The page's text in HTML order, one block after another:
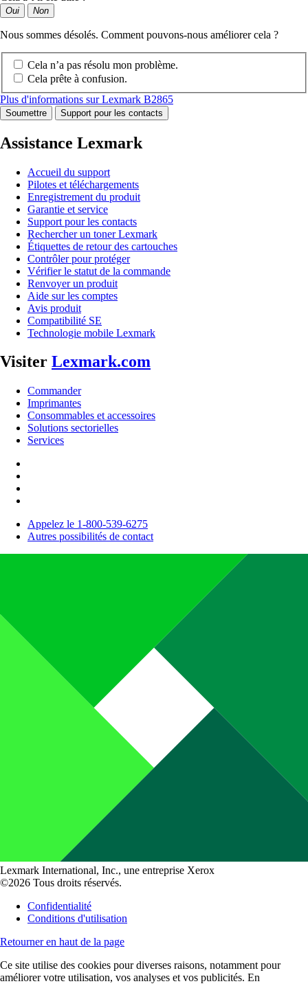
Oui Non
Nous sommes désolés. Comment pouvons-nous améliorer cela ?
Cela n’a pas résolu mon problème.
Cela prête à confusion.
Plus d'informations sur Lexmark B2865
Soumettre Support pour les contacts
Assistance Lexmark
Accueil du support
Pilotes et téléchargements
Enregistrement du produit
Garantie et service
Support pour les contacts
Rechercher un toner Lexmark
Étiquettes de retour des cartouches
Contrôler pour protéger
Vérifier le statut de la commande
Renvoyer un produit
Aide sur les comptes
Avis produit
Compatibilité SE
Technologie mobile Lexmark
Visiter Lexmark.com
Commander
Imprimantes
Consommables et accessoires
Solutions sectorielles
Services
Appelez le 1-800-539-6275
Autres possibilités de contact
Lexmark International, Inc., une entreprise Xerox
©2026 Tous droits réservés.
Confidentialité
Conditions d'utilisation
Retourner en haut de la page
Ce site utilise des cookies pour diverses raisons, notamment pour
améliorer votre utilisation, vos analyses et vos publicités. En